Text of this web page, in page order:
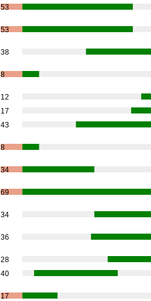
53
53
38
8
12
17
43
8
34
69
34
36
28
40
17